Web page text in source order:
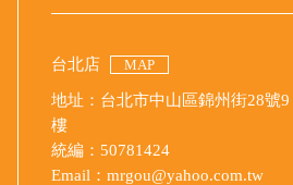
台北店 MAP
地址：台北市中山區錦州街28號9
樓
統編：50781424
Email：mrgou@yahoo.com.tw